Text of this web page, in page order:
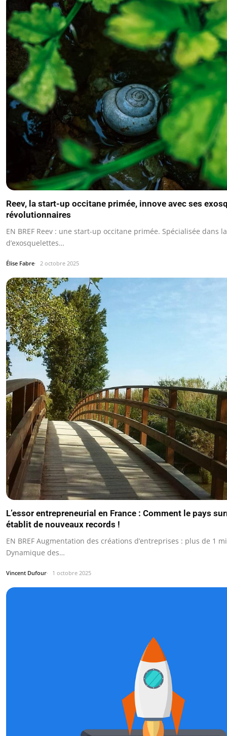
Reev, la start-up occitane primée, innove avec ses
révolutionnaires
EN BREF Reev : une start-up occitane primée. Spécialisée dans
d’exosquelettes…
Élise Fabre 2 octobre 2025
L’essor entrepreneurial en France : Comment le pays
établit de nouveaux records !
EN BREF Augmentation des créations d’entreprises : plus de 1
Dynamique des…
Vincent Dufour 1 octobre 2025